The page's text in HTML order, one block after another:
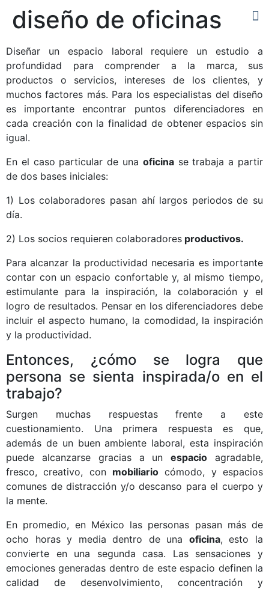
diseño de oficinas
Diseñar un espacio laboral requiere un estudio a
profundidad para comprender a la marca, sus
productos o servicios, intereses de los clientes, y
muchos factores más. Para los especialistas del diseño
es importante encontrar puntos diferenciadores en
cada creación con la finalidad de obtener espacios sin
igual.
En el caso particular de una oficinase trabaja a partir
de dos bases iniciales:
1) Los colaboradores pasan ahí largos periodos de su
día.
2) Los socios requieren colaboradores productivos.
Para alcanzar la productividad necesaria es importante
contar con un espacio confortable y, al mismo tiempo,
estimulante para la inspiración, la colaboración y el
logro de resultados. Pensar en los diferenciadores debe
incluir el aspecto humano, la comodidad, la inspiración
y la productividad.
Entonces, ¿cómo se logra que
persona se sienta inspirada/o en el
trabajo?
Surgen muchas respuestas frente a este
cuestionamiento. Una primera respuesta es que,
además de un buen ambiente laboral, esta inspiración
puede alcanzarse gracias a unespacio agradable,
fresco, creativo, con mobiliario cómodo, y espacios
comunes de distracción y/o descanso para el cuerpo y
la mente.
En promedio, en México las personas pasan más de
ocho horas y media dentro de una oficina, esto la
convierte en una segunda casa. Las sensaciones y
emociones generadas dentro de este espacio definen la
calidad de desenvolvimiento, concentración y